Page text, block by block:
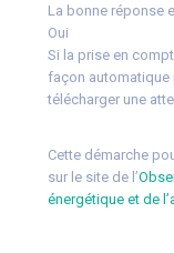
La bonne réponse
Oui
Si la prise en
façon automatique
télécharger une
Cette démarche
sur le site de l’
énergétique et de